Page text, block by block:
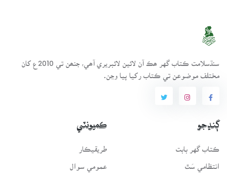
سنڌسلامت ڪتاب گهر ھڪ آن لائين لائبريري آھي، جنھن تي 2010ع کان
مختلف موضوعن تي ڪتاب رکيا پيا وڃن.
ڳنڍجو
ڪتاب گهر بابت
انتظامي سَٿ
ڪميونٽي
طريقيڪار
عمومي سوال